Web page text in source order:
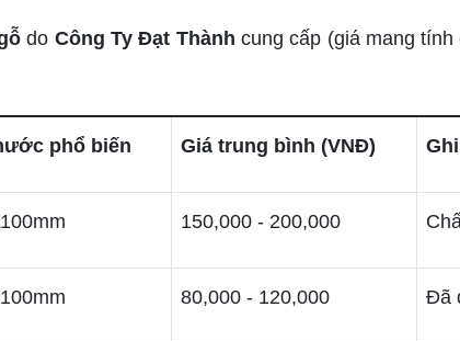
do Công Ty Đạt Thành cung cấp (giá mang
phổ biến Giá trung bình (VNĐ)
150,000 - 200,000
80,000 - 120,000 Đã